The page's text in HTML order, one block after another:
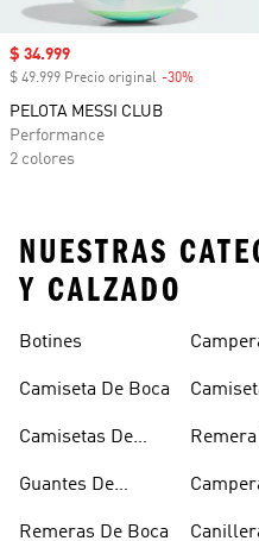
Precio de venta
$ 34.999
$ 49.999 Precio original -30%
PELOTA MESSI CLUB
Performance
2 colores
NUESTRAS
Y CALZADO
Botines
Camiseta De Boca
Camisetas De
Guantes De
Remeras De Boca